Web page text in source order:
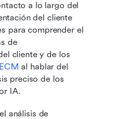
a lo largo del
del cliente
para comprender el
de
cliente y de los
al hablar del
preciso de los
IA.
análisis de